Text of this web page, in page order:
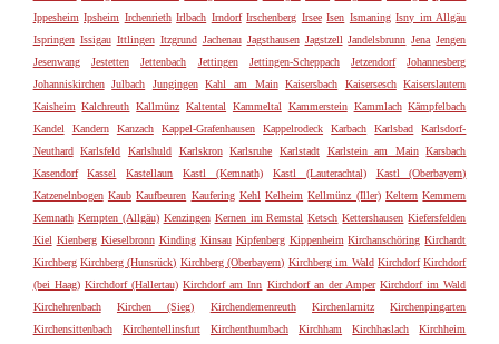
Ippesheim Ipsheim Irchenrieth Irlbach Irndorf Irschenberg Irsee Isen Ismaning Isny im Allgäu
Ispringen Issigau Ittlingen Itzgrund Jachenau Jagsthausen Jagstzell Jandelsbrunn Jena Jengen
Jesenwang
Jestetten Jettenbach Jettingen Jettingen-Scheppach Jetzendorf
Johannesberg
Johanniskirchen
Julbach Jungingen Kahl am Main Kaisersbach Kaisersesch
Kaiserslautern
Kaisheim Kalchreuth Kallmünz Kaltental Kammeltal Kammerstein Kammlach Kämpfelbach
Kandel
Kandern Kanzach Kappel-Grafenhausen Kappelrodeck Karbach Karlsbad
Karlsdorf-
Neuthard
Karlsfeld Karlshuld Karlskron Karlsruhe Karlstadt Karlstein am Main
Karsbach
Kasendorf
Kassel Kastellaun Kastl (Kemnath) Kastl (Lauterachtal)
Kastl (Oberbayern)
Katzenelnbogen Kaub Kaufbeuren Kaufering Kehl Kelheim Kellmünz (Iller) Keltern Kemmern
Kemnath Kempten (Allgäu) Kenzingen Kernen im Remstal Ketsch Kettershausen Kiefersfelden
Kiel Kienberg Kieselbronn Kinding Kinsau Kipfenberg Kippenheim Kirchanschöring Kirchardt
Kirchberg Kirchberg (Hunsrück) Kirchberg (Oberbayern) Kirchberg im Wald Kirchdorf Kirchdorf
(bei Haag) Kirchdorf (Hallertau) Kirchdorf am Inn Kirchdorf an der Amper Kirchdorf im Wald
Kirchehrenbach
Kirchen (Sieg) Kirchendemenreuth Kirchenlamitz
Kirchenpingarten
Kirchensittenbach
Kirchentellinsfurt Kirchenthumbach Kirchham Kirchhaslach
Kirchheim